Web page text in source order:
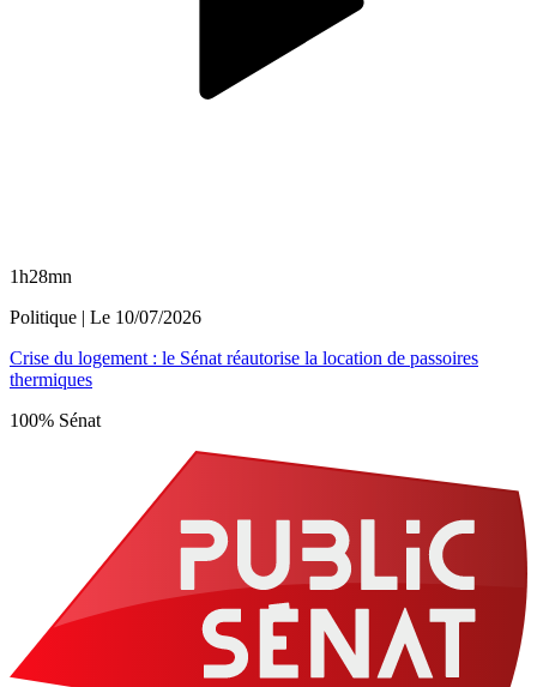
1h28mn
Politique | Le 10/07/2026
Crise du logement : le Sénat réautorise la location de passoires
thermiques
100% Sénat